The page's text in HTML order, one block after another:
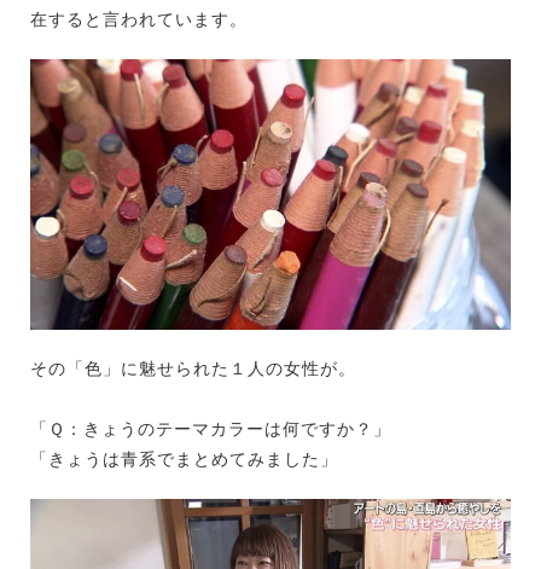
在すると言われています。
その「色」に魅せられた１人の女性が。
「Ｑ：きょうのテーマカラーは何ですか？」
「きょうは青系でまとめてみました」